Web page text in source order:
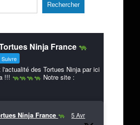
Rechercher
Ninja France
Suivre
l'actualité des Tortues Ninja par ici
!!!
Notre site :
Ninja France 5 Avr